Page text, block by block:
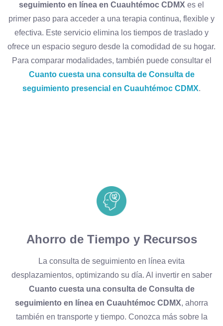
seguimiento en línea en Cuauhtémoc CDMX es el
primer paso para acceder a una terapia continua, flexible y
efectiva. Este servicio elimina los tiempos de traslado y
ofrece un espacio seguro desde la comodidad de su hogar.
Para comparar modalidades, también puede consultar el
Cuanto cuesta una consulta de Consulta de
seguimiento presencial en Cuauhtémoc CDMX.
Ahorro de Tiempo y Recursos
La consulta de seguimiento en línea evita
desplazamientos, optimizando su día. Al invertir en saber
Cuanto cuesta una consulta de Consulta de
seguimiento en línea en Cuauhtémoc CDMX, ahorra
también en transporte y tiempo. Conozca más sobre la